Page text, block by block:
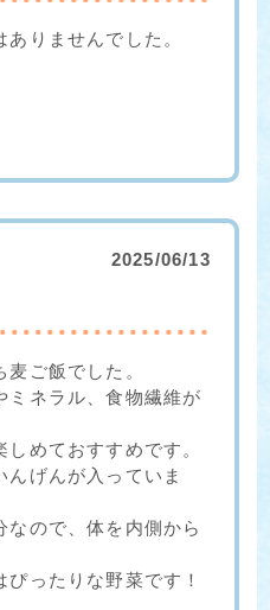
りませんでした。
2025/06/13
ご飯でした。
ミネラル、食物繊維が
めておすすめです。
んげんが入っていま
なので、体を内側から
ったりな野菜です！